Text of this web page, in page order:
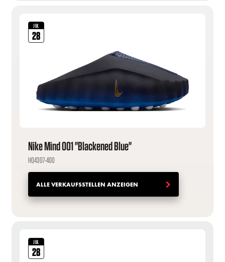
JUL
28
Nike Mind 001 "Blackened Blue"
HQ4307-400
ALLE VERKAUFSSTELLEN ANZEIGEN
JUL
28